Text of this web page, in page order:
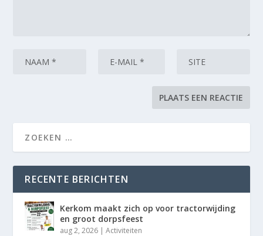
RECENTE BERICHTEN
Kerkom maakt zich op voor tractorwijding
en groot dorpsfeest
aug 2, 2026 |Activiteiten